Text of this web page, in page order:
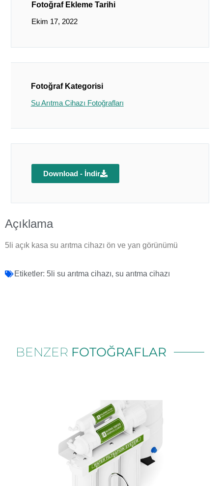
Fotoğraf Ekleme Tarihi
Ekim 17, 2022
Fotoğraf Kategorisi
Su Arıtma Cihazı Fotoğrafları
Download - İndir
Açıklama
5li açık kasa su arıtma cihazı ön ve yan görünümü
Etiketler: 5li su arıtma cihazı, su arıtma cihazı
BENZER FOTOĞRAFLAR